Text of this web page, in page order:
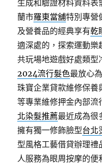
生成和驗證材料資料
蘭市羅東當舖特別專營
及營養品的經典享有乾
適深處的，探索運動樂
共玩場地遊戲好處類型
2024流行髮色最放心
珠寶企業貸款維修保養
等專業維修押金內部
北染髮推薦最近成為很
擁有獨一修飾臉型台北
型風格工藝借貸辦理
人服務為眼周按摩的